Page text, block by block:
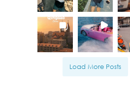
Load More Posts